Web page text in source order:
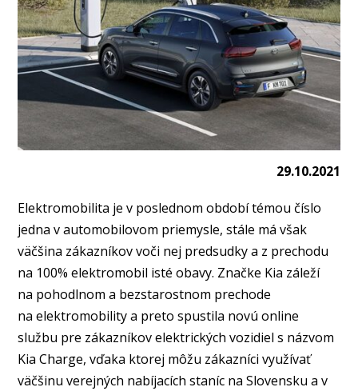
29.10.2021
Elektromobilita je v poslednom období témou číslo
jedna v automobilovom priemysle, stále má však
väčšina zákazníkov voči nej predsudky a z prechodu
na 100% elektromobil isté obavy. Značke Kia záleží
na pohodlnom a bezstarostnom prechode
na elektromobility a preto spustila novú online
službu pre zákazníkov elektrických vozidiel s názvom
Kia Charge, vďaka ktorej môžu zákazníci využívať
väčšinu verejných nabíjacích staníc na Slovensku a v